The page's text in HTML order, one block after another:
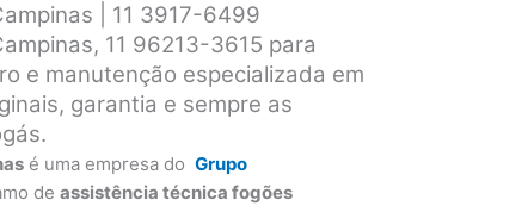
| 11 3917-6499
11 96213-3615 para
e manutenção especializada em
garantia e sempre as
é uma empresa doGrupo
deassistência técnica fogões